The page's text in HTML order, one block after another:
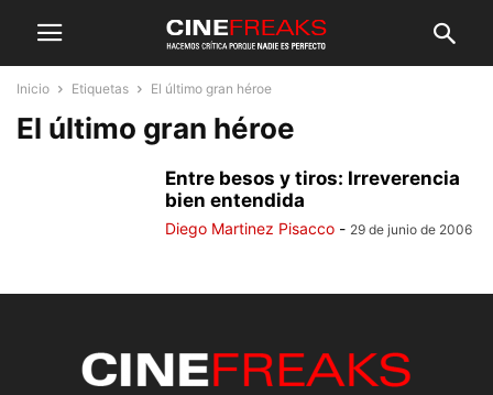
Inicio Etiquetas El último gran héroe
El último gran héroe
Entre besos y tiros: Irreverencia
bien entendida
Diego Martinez Pisacco - 29 de junio de 2006